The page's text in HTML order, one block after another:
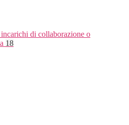
di collaborazione o
18